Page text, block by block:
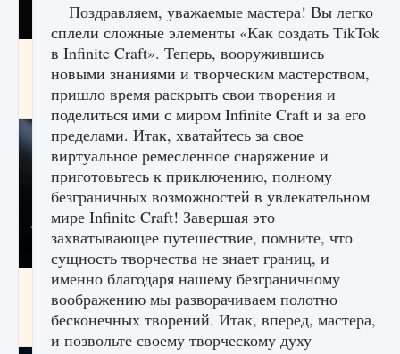
Как разблокировать чертеж счастливого
оружия в MW3 и Warzone
9 августа 2024 1 151 0 0
Все новые функции Ultimate Team в EA FC
9 августа 2024 1 297 0 0
Поздравляем, уважаемые мастера! Вы легко
сплели сложные элементы «Как создать TikTok
в Infinite Craft». Теперь, вооружившись
новыми знаниями и творческим мастерством,
пришло время раскрыть свои творения и
поделиться ими с миром Infinite Craft и за его
пределами. Итак, хватайтесь за свое
виртуальное ремесленное снаряжение и
приготовьтесь к приключению, полному
безграничных возможностей в увлекательном
мире Infinite Craft! Завершая это
захватывающее путешествие, помните, что
сущность творчества не знает границ, и
именно благодаря нашему безграничному
воображению мы разворачиваем полотно
бесконечных творений. Итак, вперед, мастера,
и позвольте своему творческому духу